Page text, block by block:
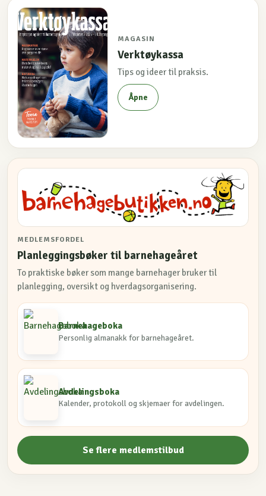
MAGASIN
Verktøykassa
Tips og ideer til praksis.
Åpne
MEDLEMSFORDEL
Planleggingsbøker til barnehageåret
To praktiske bøker som mange barnehager bruker til
planlegging, oversikt og hverdagsorganisering.
Barnehageboka
Personlig almanakk for barnehageåret.
Avdelingsboka
Kalender, protokoll og skjemaer for avdelingen.
Se flere medlemstilbud